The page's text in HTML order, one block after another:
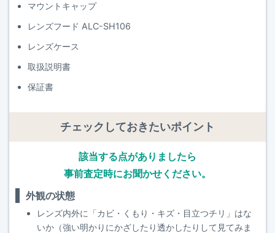
マウントキャップ
レンズフード ALC-SH106
レンズケース
取扱説明書
保証書
チェックしておきたいポイント
該当する点がありましたら
事前査定時にお聞かせください。
外観の状態
レンズ内外に「カビ・くもり・キズ・目立つチリ」はな
いか（強い明かりにかざしたり透かしたりして見てみま